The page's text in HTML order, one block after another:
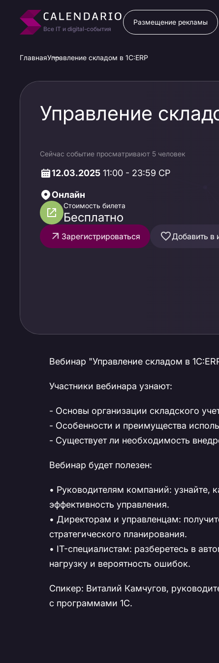
Все IT и digital-события
Размещение рекламы
ГлавнаяУправление складом в 1С:ERP
Управление
Сейчас событие просматривают 5 человек
12.03.2025 11:00 - 23:59 СР
Онлайн
Стоимость билета
Бесплатно
Зарегистрироваться Добавить в
Вебинар "Управление складом в
Участники вебинара узнают:
- Основы организации складского
- Особенности и преимущества
- Существует ли необходимость
Вебинар будет полезен:
• Руководителям компаний: узнайте,
эффективность управления.
• Директорам и управленцам:
стратегического планирования.
• IT-специалистам: разберетесь в
нагрузку и вероятность ошибок.
Спикер: Виталий Камчугов,
с программами 1С.